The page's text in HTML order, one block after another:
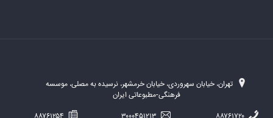
تهران، خیابان سهروردی، خیابان خرمشهر، نرسیده به مصلی، موسسه
فرهنگی-مطبوعاتی ایران